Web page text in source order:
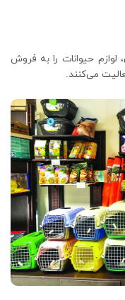
حیوانات را به فروش
می‌کنند.